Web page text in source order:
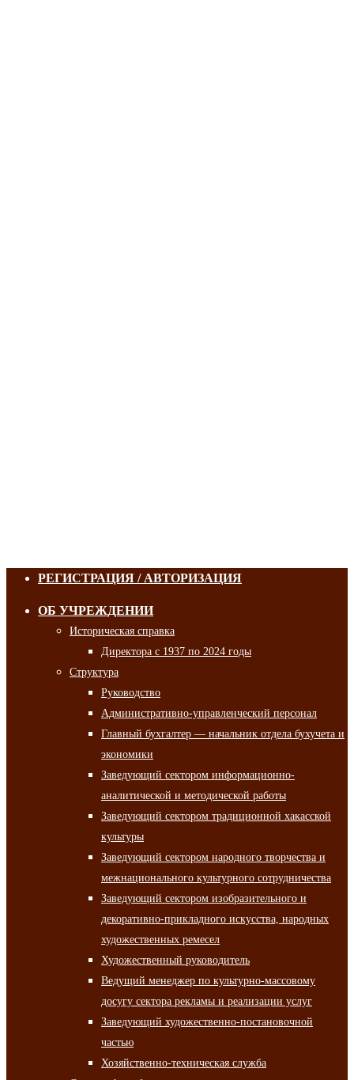
РЕГИСТРАЦИЯ / АВТОРИЗАЦИЯ
ОБ УЧРЕЖДЕНИИ
Историческая справка
Директора с 1937 по 2024 годы
Структура
Руководство
Административно-управленческий персонал
Главный бухгалтер — начальник отдела бухучета и
экономики
Заведующий сектором информационно-
аналитической и методической работы
Заведующий сектором традиционной хакасской
культуры
Заведующий сектором народного творчества и
межнационального культурного сотрудничества
Заведующий сектором изобразительного и
декоративно-прикладного искусства, народных
художественных ремесел
Художественный руководитель
Ведущий менеджер по культурно-массовому
досугу сектора рекламы и реализации услуг
Заведующий художественно-постановочной
частью
Хозяйственно-техническая служба